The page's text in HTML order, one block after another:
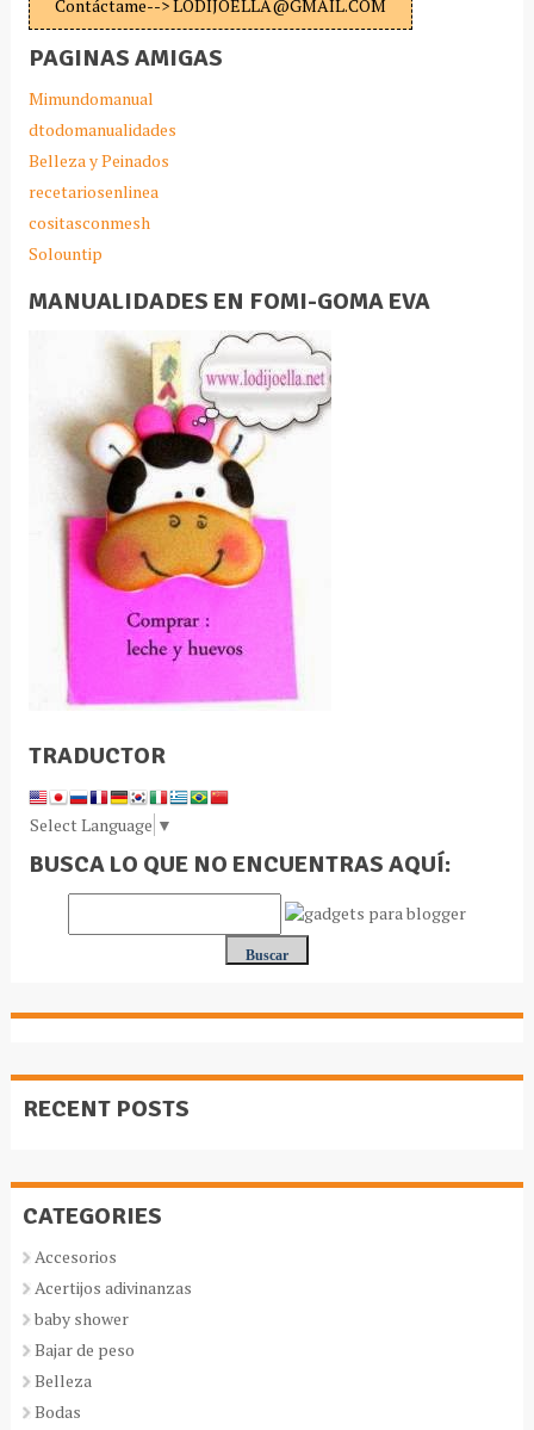
Contáctame--> LODIJOELLA@GMAIL.COM
PAGINAS AMIGAS
Mimundomanual
dtodomanualidades
Belleza y Peinados
recetariosenlinea
cositasconmesh
Solountip
MANUALIDADES EN FOMI-GOMA EVA
TRADUCTOR
Select Language ▼
BUSCA LO QUE NO ENCUENTRAS AQUÍ:
RECENT POSTS
CATEGORIES
Accesorios
Acertijos adivinanzas
baby shower
Bajar de peso
Belleza
Bodas